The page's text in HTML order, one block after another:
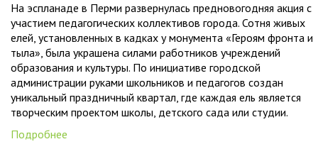
На эспланаде в Перми развернулась предновогодняя акция с
участием педагогических коллективов города. Сотня живых
елей, установленных в кадках у монумента «Героям фронта и
тыла», была украшена силами работников учреждений
образования и культуры. По инициативе городской
администрации руками школьников и педагогов создан
уникальный праздничный квартал, где каждая ель является
творческим проектом школы, детского сада или студии.
Подробнее